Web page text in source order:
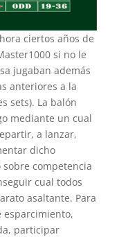
ciertos años de
si no le
jugaban además
anteriores a la
sets). La balón
mediante un cual
a lanzar,
dicho
competencia
cual todos
asaltante. Para
esparcimiento,
participar